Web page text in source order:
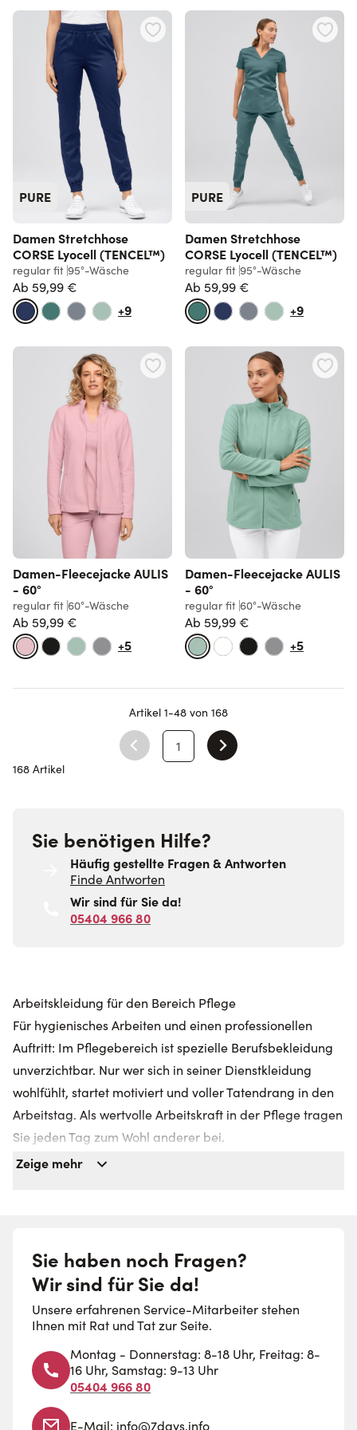
PURE
Damen Stretchhose
CORSE Lyocell (TENCEL™)
regular fit 95°-Wäsche
Ab 59,99 €
+9
PURE
Damen Stretchhose
CORSE Lyocell (TENCEL™)
regular fit 95°-Wäsche
Ab 59,99 €
+9
Damen-Fleecejacke AULIS
- 60°
regular fit 60°-Wäsche
Ab 59,99 €
+5
Damen-Fleecejacke AULIS
- 60°
regular fit 60°-Wäsche
Ab 59,99 €
+5
Artikel 1-48 von 168
Sie lesen gerade Seite
1
168 Artikel
Sie benötigen Hilfe?
Häufig gestellte Fragen & Antworten
Finde Antworten
Wir sind für Sie da!
05404 966 80
Arbeitskleidung für den Bereich Pflege
Für hygienisches Arbeiten und einen professionellen
Auftritt: Im Pflegebereich ist spezielle Berufsbekleidung
unverzichtbar. Nur wer sich in seiner Dienstkleidung
wohlfühlt, startet motiviert und voller Tatendrang in den
Arbeitstag. Als wertvolle Arbeitskraft in der Pflege tragen
Sie jeden Tag zum Wohl anderer bei.
Mit unserer funktionellen, komfortablen und ästhetischen
bietet Ihnen optimalen Komfort während Ihres
Arbeitstages.
Komfortabel und zugleich designorientiert:
das angenehme Tragegefühl, das Ihnen unsere
Der Umwelt zuliebe:Unser Sortiment ist aus
nachhaltigen, langlebigen Materialien gefertigt.
Berufskleidung für alle:
Zeige mehr
Sie haben noch Fragen?
Wir sind für Sie da!
Unsere erfahrenen Service-Mitarbeiter stehen
Ihnen mit Rat und Tat zur Seite.
Montag - Donnerstag: 8-18 Uhr, Freitag: 8-
16 Uhr, Samstag: 9-13 Uhr
05404 966 80
E-Mail: info@7days.info